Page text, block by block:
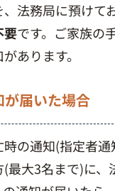
法務局に預けて
要です。ご家族の
あります。
届いた場合
の通知(指定者
最大3名まで)に